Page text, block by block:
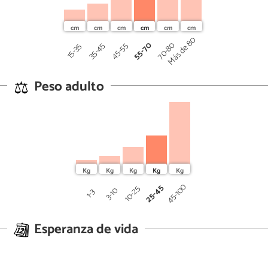
15-35 35-45 45-55 55-70 70-80
Más de 80
Peso adulto
1-3 3-10 10-25 25-4545-100
Esperanza de vida